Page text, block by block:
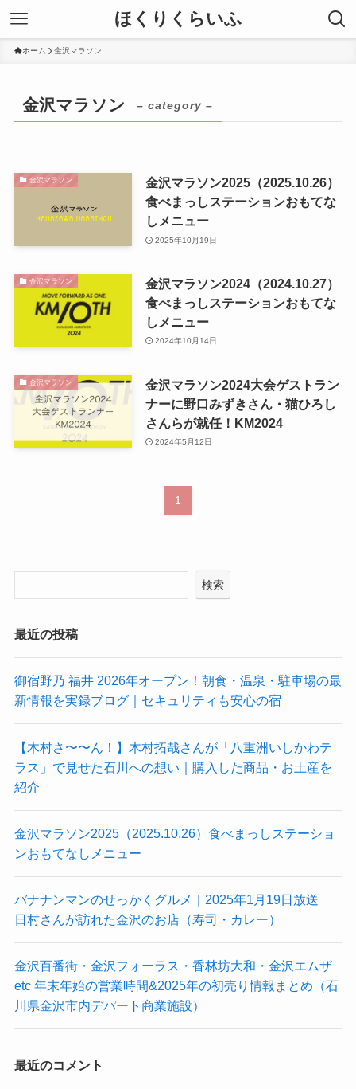
ほくりくらいふ
ホーム 金沢マラソン
金沢マラソン – category –
金沢マラソン
金沢マラソン2025（2025.10.26）
食べまっしステーションおもてな
しメニュー
2025年10月19日
金沢マラソン
金沢マラソン2024（2024.10.27）
食べまっしステーションおもてな
しメニュー
2024年10月14日
金沢マラソン
金沢マラソン2024大会ゲストラン
ナーに野口みずきさん・猫ひろし
さんらが就任！KM2024
2024年5月12日
1
検索
最近の投稿
御宿野乃 福井 2026年オープン！朝食・温泉・駐車場の最
新情報を実録ブログ｜セキュリティも安心の宿
【木村さ〜〜ん！】木村拓哉さんが「八重洲いしかわテ
ラス」で見せた石川への想い｜購入した商品・お土産を
紹介
金沢マラソン2025（2025.10.26）食べまっしステーショ
ンおもてなしメニュー
バナナンマンのせっかくグルメ｜2025年1月19日放送
日村さんが訪れた金沢のお店（寿司・カレー）
金沢百番街・金沢フォーラス・香林坊大和・金沢エムザ
etc 年末年始の営業時間&2025年の初売り情報まとめ（石
川県金沢市内デパート商業施設）
最近のコメント